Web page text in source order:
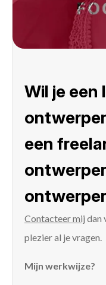
Wil je een
een
Contacteer mij dan
plezier al je vragen.
Mijn werkwijze?